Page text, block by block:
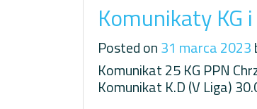
Komunikaty KG
Posted on31 marca 2023
Komunikat 25 KG PPN
Komunikat K.D (V Liga)